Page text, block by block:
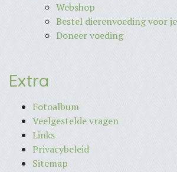
Webshop
Bestel dierenvoeding voor
Doneer voeding
Extra
Fotoalbum
Veelgestelde vragen
Links
Privacybeleid
Sitemap